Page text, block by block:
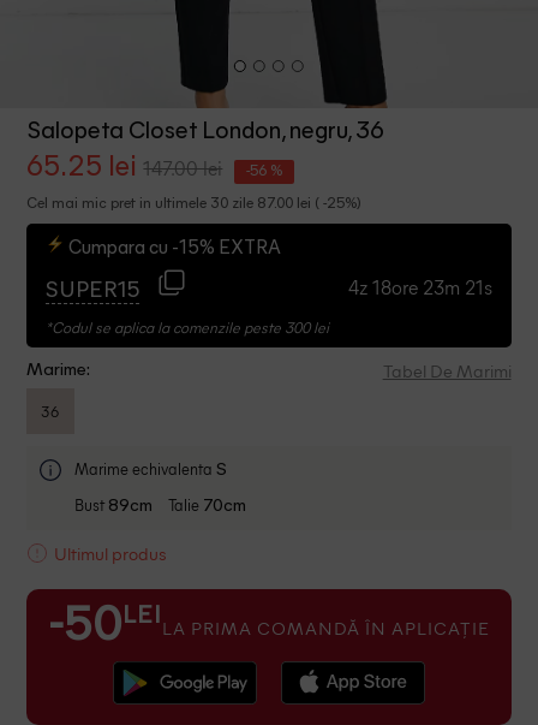
Salopeta Closet London, negru, 36
65.25 lei 147.00 lei -56 %
Cel mai mic pret in ultimele 30 zile 87.00 lei ( -25%)
Cumpara cu -15% EXTRA
SUPER15 4z 18ore 23m 21s
*Codul se aplica la comenzile peste 300 lei
Marime: Tabel De Marimi
36
Marime echivalenta S
Bust 89cm Talie 70cm
Ultimul produs
-50 LEI LA PRIMA COMANDĂ ÎN APLICAȚIE